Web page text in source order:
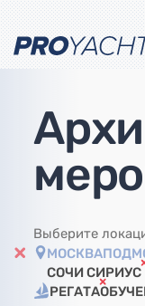
Выберите
МОСКВА
СОЧИ СИРИУС
РЕГАТА